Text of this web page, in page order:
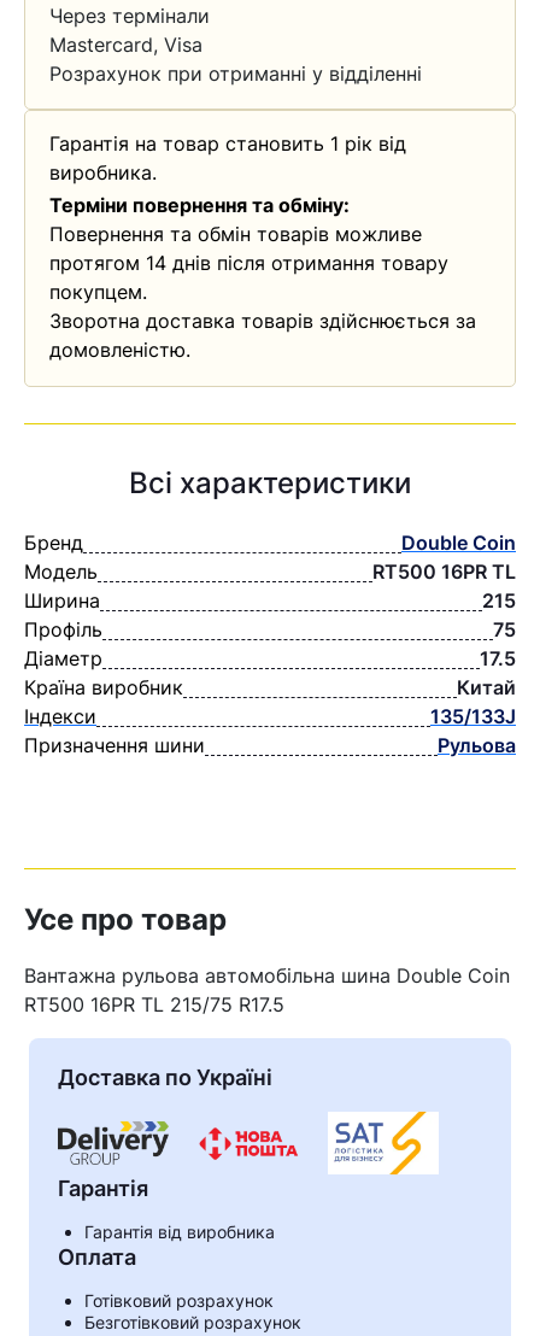
Кошик
У кошику немає товарів.
Через термінали
Mastercard, Visa
Розрахунок при отриманні у відділенні
Гарантія на товар становить 1 рік від
виробника.
Терміни повернення та обміну:
Повернення та обмін товарів можливе
протягом 14 днів після отримання товару
покупцем.
Зворотна доставка товарів здійснюється за
домовленістю.
Всі характеристики
Бренд
Double Coin
Модель
RT500 16PR TL
Ширина
215
Профіль
75
Діаметр
17.5
Країна виробник
Китай
Індекси
135/133J
Призначення шини
Рульова
Усе про товар
Вантажна рульова автомобільна шина Double Coin
RT500 16PR TL 215/75 R17.5
Доставка по Україні
Гарантія
Гарантія від виробника
Оплата
Готівковий розрахунок
Безготівковий розрахунок